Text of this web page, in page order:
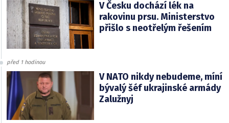
V Česku dochází lék na
rakovinu prsu. Ministerstvo
přišlo s neotřelým řešením
před 1 hodinou
V NATO nikdy nebudeme, míní
bývalý šéf ukrajinské armády
Zalužnyj